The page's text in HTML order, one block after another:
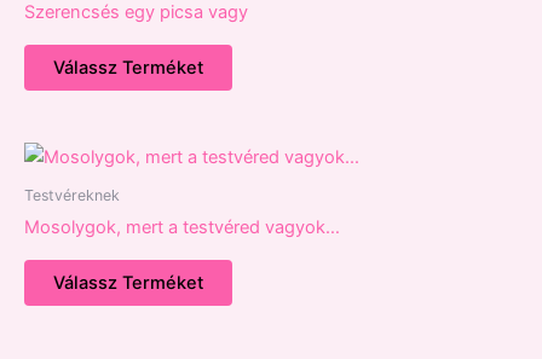
Szerencsés egy picsa vagy
Válassz Terméket
Testvéreknek
Mosolygok, mert a testvéred vagyok…
Válassz Terméket